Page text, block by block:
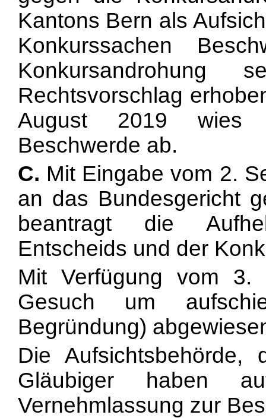
Kantons Bern als
Konkurssachen
Rechtsvorschlag
August 2019 wies
Beschwerde ab.
C. Mit Eingabe vom 2.
an das Bundesgericht
beantragt die
Entscheids und der
Mit Verfügung vom 3.
Gesuch um
Begründung)
Die Aufsichtsbehörde,
Gläubiger haben
Vernehmlassung zur